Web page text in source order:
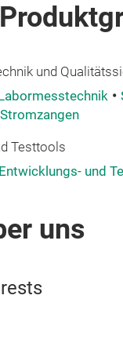
und
Testtools
Entwicklungs- und
uns